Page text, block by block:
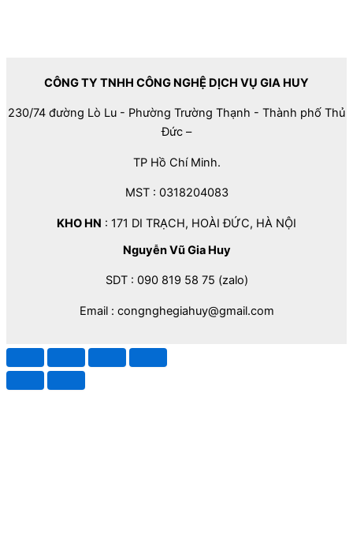
CÔNG TY TNHH CÔNG NGHỆ DỊCH VỤ GIA HUY
230/74 đường Lò Lu - Phường Trường Thạnh - Thành phố Thủ
Đức –
TP Hồ Chí Minh.
MST : 0318204083
KHO HN : 171 DI TRẠCH, HOÀI ĐỨC, HÀ NỘI
Nguyễn Vũ Gia Huy
SDT : 090 819 58 75 (zalo)
Email : congnghegiahuy@gmail.com